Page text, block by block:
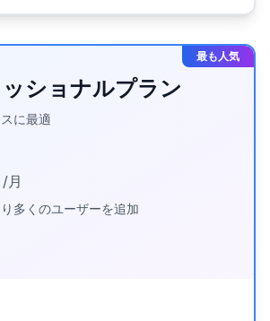
最も人気
ショナルプラン
に最適
/月
多くのユーザーを追加